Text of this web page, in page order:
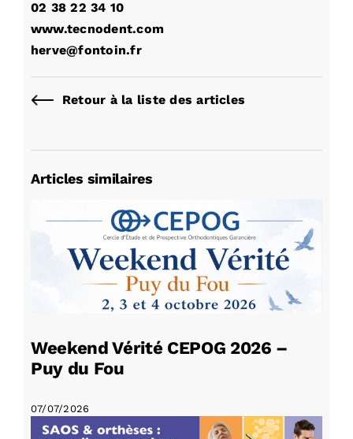
02 38 22 34 10
www.tecnodent.com
herve@fontoin.fr
Retour à la liste des articles
Articles similaires
Weekend Vérité CEPOG 2026 –
Puy du Fou
07/07/2026